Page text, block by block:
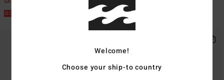
DOPPELTER RABATT EXTRA 25%
SALE
DOPPELTER RABATT EXTRA 25%
Welcome!
Choose your ship-to country